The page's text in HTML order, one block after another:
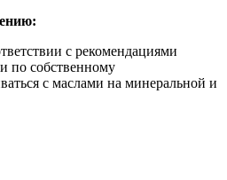
с рекомендациями
по собственному
с маслами на минеральной и